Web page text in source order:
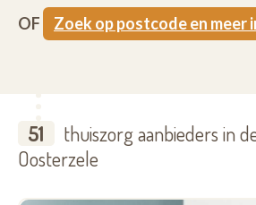
OF
Zoek op postcode en meer
51
thuiszorg aanbieders in
Oosterzele